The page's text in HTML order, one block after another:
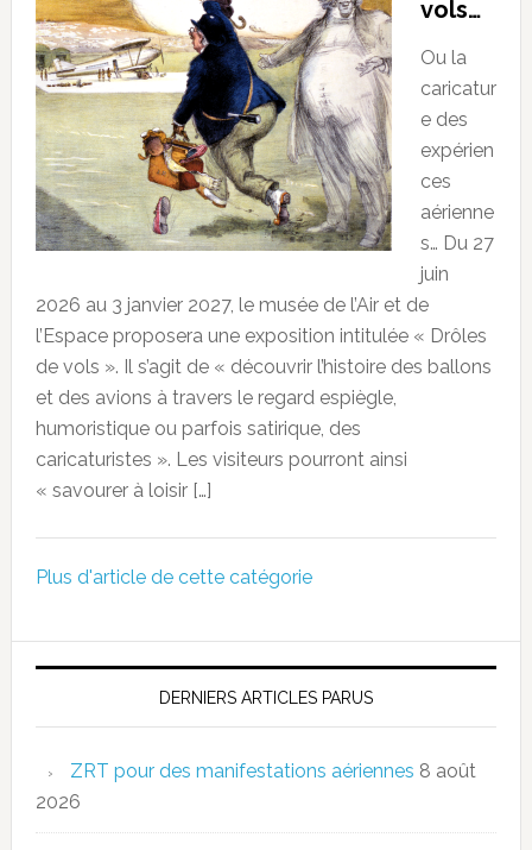
vols…
Ou la
caricatur
e des
expérien
ces
aérienne
s… Du 27
juin
2026 au 3 janvier 2027, le musée de l’Air et de
l’Espace proposera une exposition intitulée « Drôles
de vols ». Il s’agit de « découvrir l’histoire des ballons
et des avions à travers le regard espiègle,
humoristique ou parfois satirique, des
caricaturistes ». Les visiteurs pourront ainsi
« savourer à loisir […]
Plus d'article de cette catégorie
DERNIERS ARTICLES PARUS
ZRT pour des manifestations aériennes 8 août
2026